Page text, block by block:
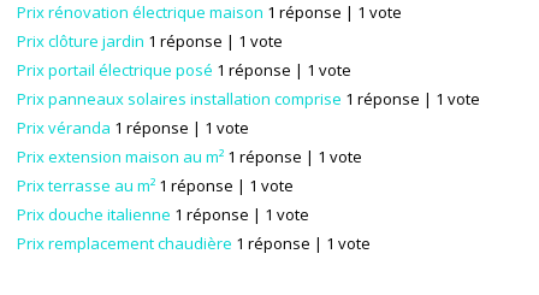
Prix rénovation électrique maison 1 réponse | 1 vote
Prix clôture jardin 1 réponse | 1 vote
Prix portail électrique posé 1 réponse | 1 vote
Prix panneaux solaires installation comprise 1 réponse | 1 vote
Prix véranda 1 réponse | 1 vote
Prix extension maison au m² 1 réponse | 1 vote
Prix terrasse au m² 1 réponse | 1 vote
Prix douche italienne 1 réponse | 1 vote
Prix remplacement chaudière 1 réponse | 1 vote